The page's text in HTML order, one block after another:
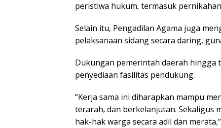
peristiwa hukum, termasuk
Selain itu, Pengadilan Agama juga
pelaksanaan sidang secara daring,
Dukungan pemerintah daerah hingga
penyediaan fasilitas pendukung.
“Kerja sama ini diharapkan mampu
terarah, dan berkelanjutan. Sekaligus
hak-hak warga secara adil dan